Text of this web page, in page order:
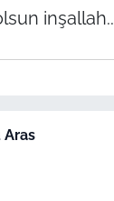
inşallah..
Aras